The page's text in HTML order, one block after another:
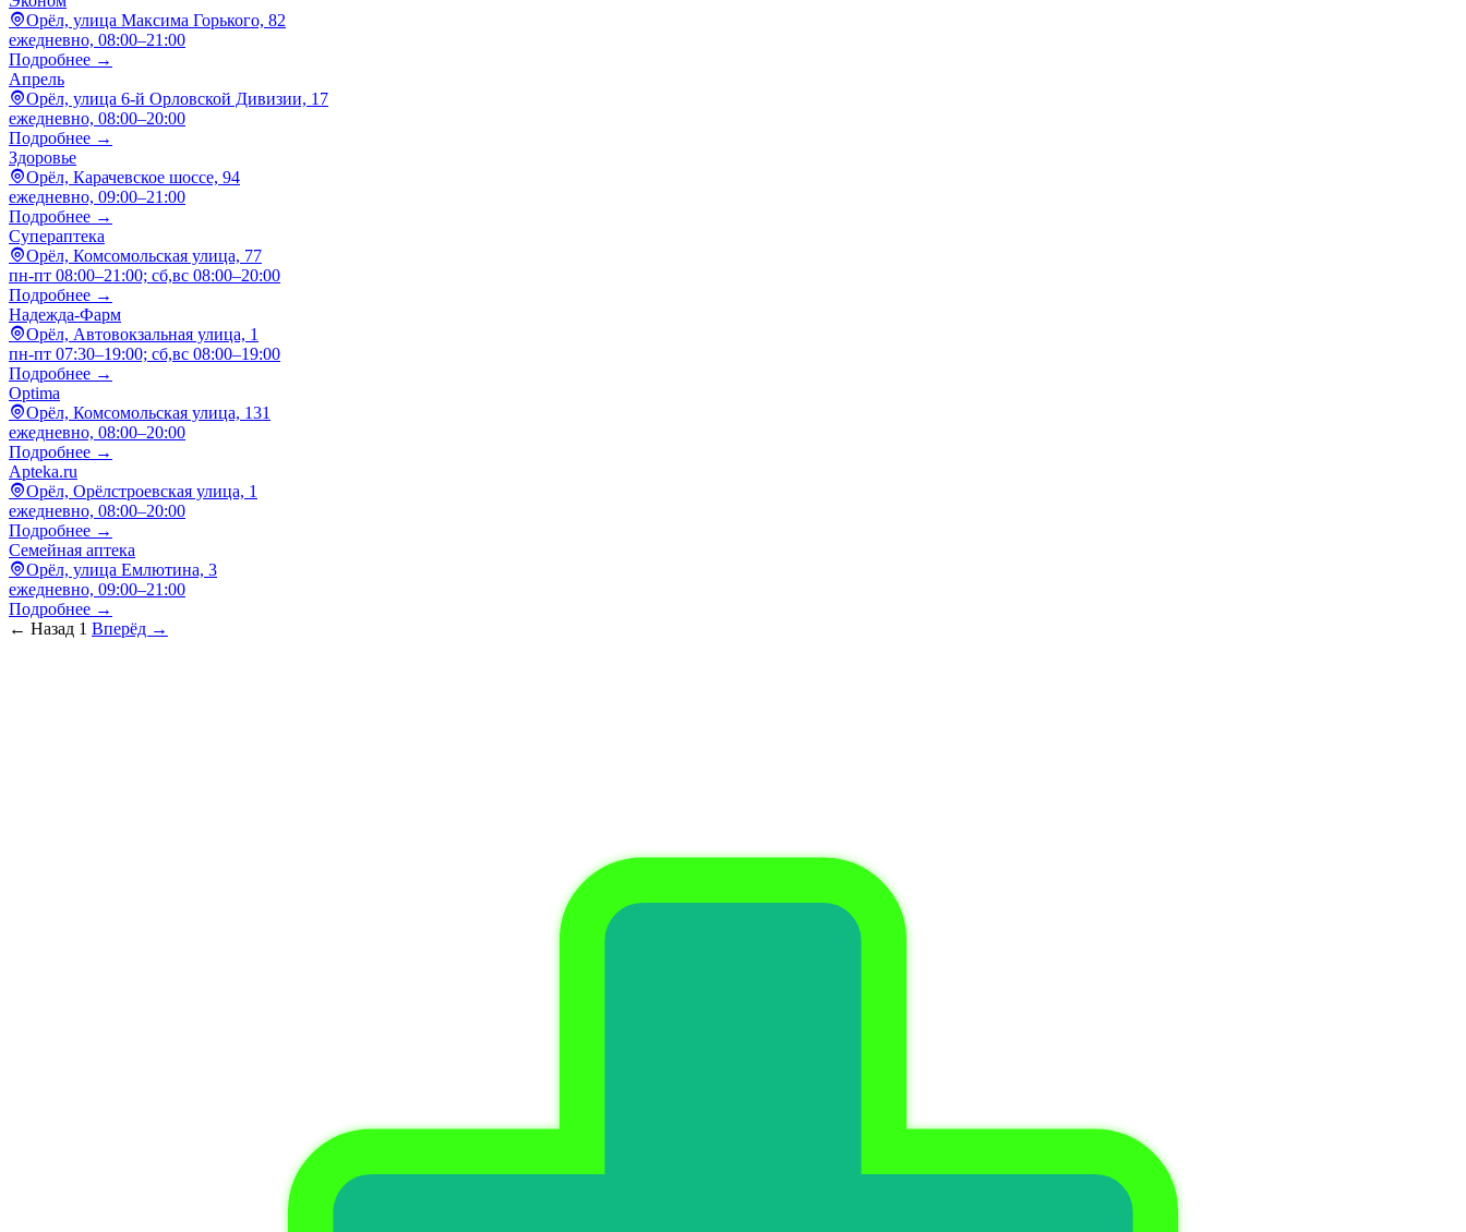
Орёл, улица Максима Горького, 82
ежедневно, 08:00–21:00
Подробнее →
Апрель
Орёл, улица 6-й Орловской Дивизии, 17
ежедневно, 08:00–20:00
Подробнее →
Здоровье
Орёл, Карачевское шоссе, 94
ежедневно, 09:00–21:00
Подробнее →
Супераптека
Орёл, Комсомольская улица, 77
пн-пт 08:00–21:00; сб,вс 08:00–20:00
Подробнее →
Надежда-Фарм
Орёл, Автовокзальная улица, 1
пн-пт 07:30–19:00; сб,вс 08:00–19:00
Подробнее →
Optima
Орёл, Комсомольская улица, 131
ежедневно, 08:00–20:00
Подробнее →
Apteka.ru
Орёл, Орёлстроевская улица, 1
ежедневно, 08:00–20:00
Подробнее →
Семейная аптека
Орёл, улица Емлютина, 3
ежедневно, 09:00–21:00
Подробнее →
← Назад 1 Вперёд →